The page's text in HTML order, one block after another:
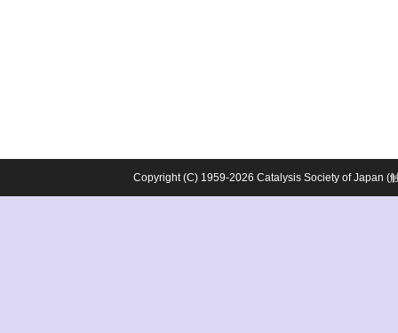
Copyright (C) 1959-2026 Catalysis Society of Japan (